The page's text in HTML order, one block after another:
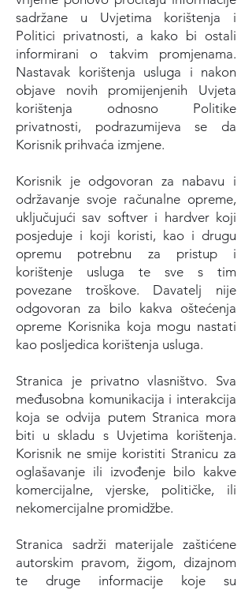
sadržane u Uvjetima korištenja i
Politici privatnosti, a kako bi ostali
informirani o takvim promjenama.
Nastavak korištenja usluga i nakon
objave novih promijenjenih Uvjeta
korištenja odnosno Politike
privatnosti, podrazumijeva se da
Korisnik prihvaća izmjene.
Korisnik je odgovoran za nabavu i
održavanje svoje računalne opreme,
uključujući sav softver i hardver koji
posjeduje i koji koristi, kao i drugu
opremu potrebnu za pristup i
korištenje usluga te sve s tim
povezane troškove. Davatelj nije
odgovoran za bilo kakva oštećenja
opreme Korisnika koja mogu nastati
kao posljedica korištenja usluga.
Stranica je privatno vlasništvo. Sva
međusobna komunikacija i interakcija
koja se odvija putem Stranica mora
biti u skladu s Uvjetima korištenja.
Korisnik ne smije koristiti Stranicu za
oglašavanje ili izvođenje bilo kakve
komercijalne, vjerske, političke, ili
nekomercijalne promidžbe.
Stranica sadrži materijale zaštićene
autorskim pravom, žigom, dizajnom
te druge informacije koje su